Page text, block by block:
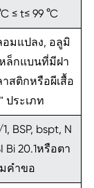
≤ t≤ 99 °C
อมแปลง, อลูมิ
หล็กแบนที่มีฝา
สติกหรือผีเสื้อ
ประเภท
BSP, bspt, N
Bi 20.1หรือตา
มคำขอ